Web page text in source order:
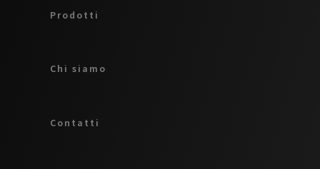
Prodotti
Chi siamo
Contatti